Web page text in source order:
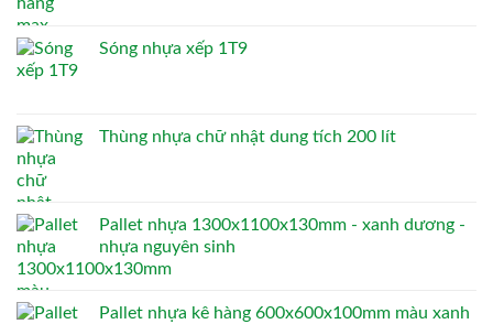
Sóng nhựa xếp 1T9
Thùng nhựa chữ nhật dung tích 200 lít
Pallet nhựa 1300x1100x130mm - xanh dương -
nhựa nguyên sinh
Pallet nhựa kê hàng 600x600x100mm màu xanh